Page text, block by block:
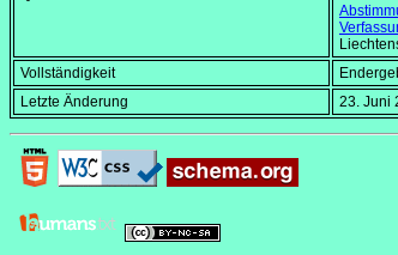
Vollständigkeit
Letzte Änderung
23. Juni